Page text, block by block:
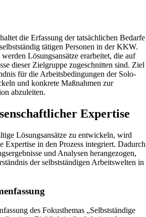
die Erfassung der tatsächlichen Bedarfe
tätigen Personen in der KKW.
Lösungsansätze erarbeitet, die auf
dieser Zielgruppe zugeschnitten sind. Ziel
für die Arbeitsbedingungen der Solo-
und konkrete Maßnahmen zur
abzuleiten.
Expertise
Lösungsansätze zu entwickeln, wird
Expertise in den Prozess integriert. Dadurch
und Analysen herangezogen,
der selbstständigen Arbeitswelten in
des Fokusthemas „Selbstständige